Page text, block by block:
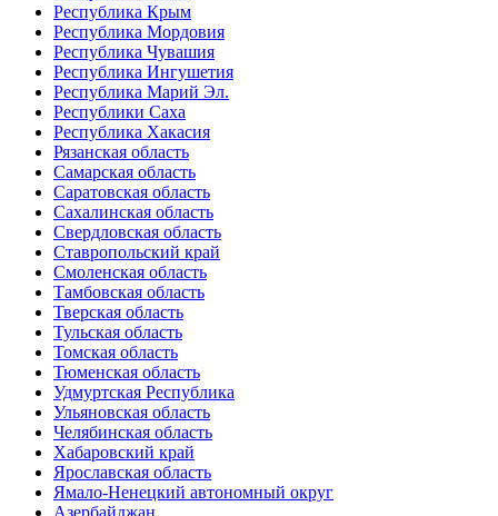
Республика Крым
Республика Мордовия
Республика Чувашия
Республика Ингушетия
Республика Марий Эл.
Республики Саха
Республика Хакасия
Рязанская область
Самарская область
Саратовская область
Сахалинская область
Свердловская область
Ставропольский край
Смоленская область
Тамбовская область
Тверская область
Тульская область
Томская область
Тюменская область
Удмуртская Республика
Ульяновская область
Челябинская область
Хабаровский край
Ярославская область
Ямало-Ненецкий автономный округ
Азербайджан